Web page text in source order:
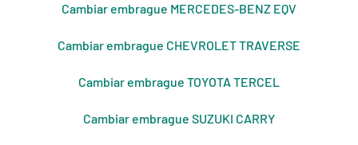
Cambiar embrague MERCEDES-BENZ EQV
Cambiar embrague CHEVROLET TRAVERSE
Cambiar embrague TOYOTA TERCEL
Cambiar embrague SUZUKI CARRY